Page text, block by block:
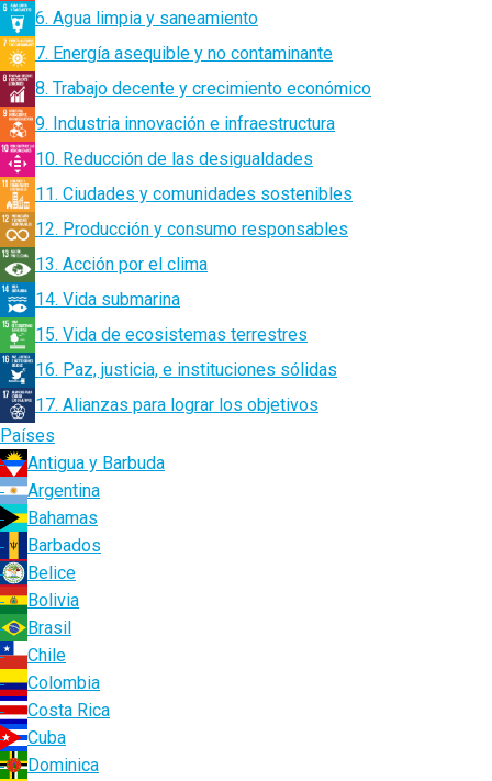
6. Agua limpia y saneamiento
7. Energía asequible y no contaminante
8. Trabajo decente y crecimiento económico
9. Industria innovación e infraestructura
10. Reducción de las desigualdades
11. Ciudades y comunidades sostenibles
12. Producción y consumo responsables
13. Acción por el clima
14. Vida submarina
15. Vida de ecosistemas terrestres
16. Paz, justicia, e instituciones sólidas
17. Alianzas para lograr los objetivos
Países
Antigua y Barbuda
Argentina
Bahamas
Barbados
Belice
Bolivia
Brasil
Chile
Colombia
Costa Rica
Cuba
Dominica